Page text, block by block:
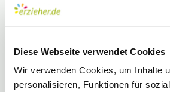
Diese Webseite verwendet Cookies
Wir verwenden Cookies, um Inhalte
personalisieren, Funktionen für